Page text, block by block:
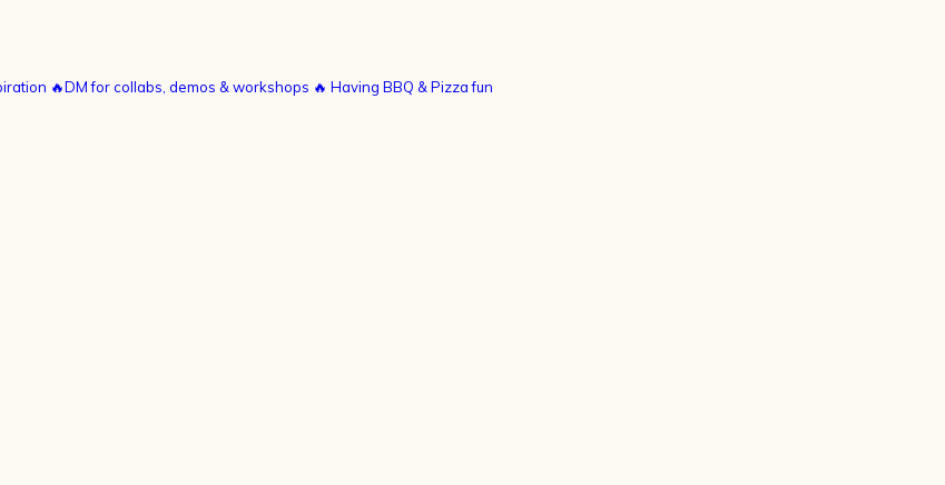
🔥DM for collabs, demos & workshops 🔥 Having BBQ & Pizza fun